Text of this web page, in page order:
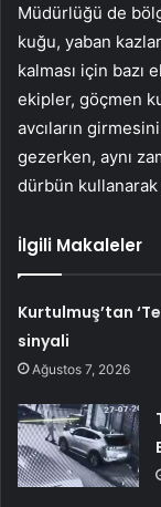
Müdürlüğü de
kuğu, yaban
kalması için bazı
ekipler, göçmen
avcıların
gezerken, aynı
dürbün
İlgili Makaleler
Kurtulmuş’tan
sinyali
Ağustos 7, 2026